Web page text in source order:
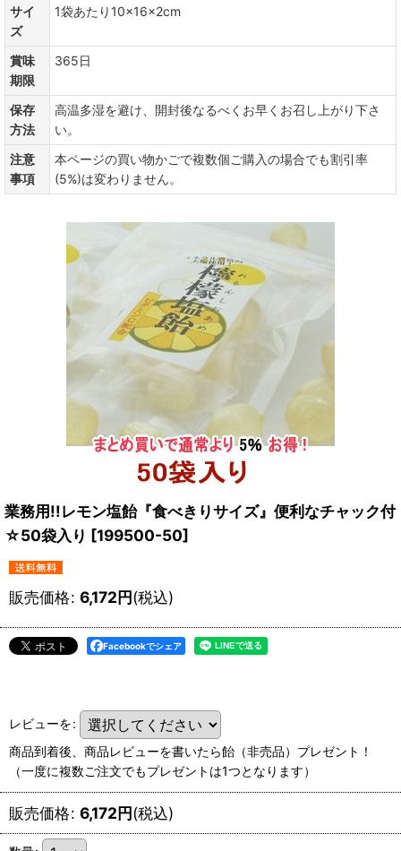
サイ
ズ
1袋あたり10×16×2cm
賞味
期限
365日
保存
方法
高温多湿を避け、開封後なるべくお早くお召し上がり下さ
い。
注意
事項
本ページの買い物かごで複数個ご購入の場合でも割引率
(5%)は変わりません。
業務用!!レモン塩飴『食べきりサイズ』便利なチャック付
☆50袋入り [199500-50]
販売価格: 6,172円(税込)
Facebookでシェア
レビューを:
商品到着後、商品レビューを書いたら飴（非売品）プレゼント！
（一度に複数ご注文でもプレゼントは1つとなります）
販売価格: 6,172円(税込)